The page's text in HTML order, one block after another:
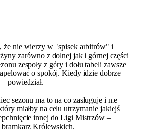
że nie wierzy w "spisek arbitrów" i
zarówno z dolnej jak i górnej części
zespoły z góry i dołu tabeli zawsze
o spokój. Kiedy idzie dobrze
powiedział.
sezonu ma to na co zasługuje i nie
miałby na celu utrzymanie jakiejś
innej do Ligi Mistrzów –
bramkarz Królewskich.